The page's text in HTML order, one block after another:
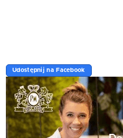
Udostępnij na Facebook